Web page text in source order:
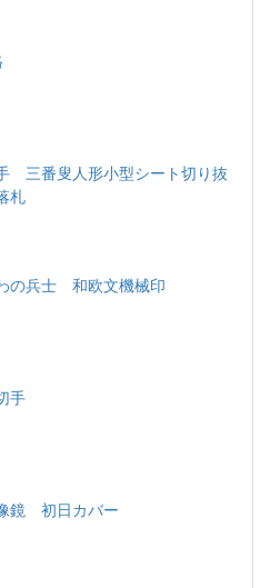
三番叟人形小型シート切り抜
札
の兵士 和欧文機械印
手
鏡 初日カバー